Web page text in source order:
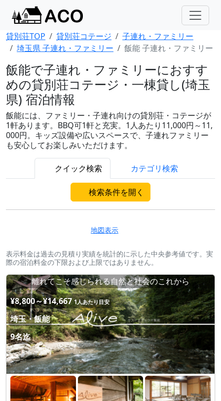
貸別荘TOP 貸別荘コテージ
子連れ・ファミリー
埼玉県 子連れ・ファミリー
飯能 子連れ・ファミリー
飯能で子連れ・ファミリーにおすす
めの貸別荘コテージ・一棟貸し(埼玉
県) 宿泊情報
飯能には、ファミリー・子連れ向けの貸別荘・コテージが
1軒あります。BBQ可1軒と充実。1人あたり11,000円～11,
000円。キッズ設備や広いスペースで、子連れファミリー
も安心してお楽しみいただけます。
クイック検索 カテゴリ検索
検索条件を開く
地図表示
表示料金は過去の見積り実績を統計的に示した中央参考値です。実
際の宿泊料金の下限および上限ではありません。
離れてこそ感じられる自然と社会のこれから
¥8,800～¥14,667 1人あたり目安
埼玉・飯能
9名迄